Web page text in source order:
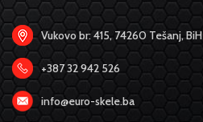
Vukovo br: 415, 74260 Tešanj, BiH
+387 32 942 526
info@euro-skele.ba